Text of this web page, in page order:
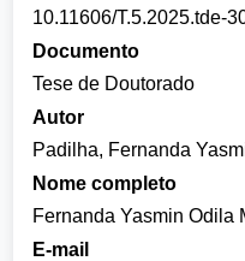
10.11606/T.5.2025.tde-
Documento
Tese de Doutorado
Autor
Padilha, Fernanda
Nome completo
Fernanda Yasmin Odila
E-mail